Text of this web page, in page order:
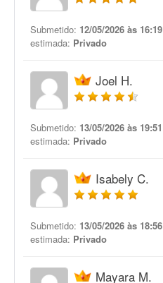
Submetido: 12/05/2026 às 16:19
estimada: Privado
Joel H.
Submetido: 13/05/2026 às 19:51
estimada: Privado
Isabely C.
Submetido: 13/05/2026 às 18:56
estimada: Privado
Mayara M.